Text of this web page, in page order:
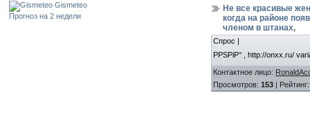
Gismeteo
Прогноз на 2 недели
Не все красивые
когда на районе
членом в штанах,
Спрос |
РРЅРіР° , http://onxx.ru/
Контактное лицо:
Просмотров: 153 | Рейтинг